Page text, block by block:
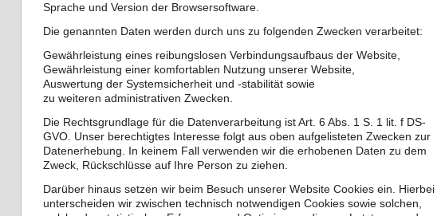
Sprache und Version der Browsersoftware.
Die genannten Daten werden durch uns zu folgenden Zwecken verarbeitet:
Gewährleistung eines reibungslosen Verbindungsaufbaus der Website,
Gewährleistung einer komfortablen Nutzung unserer Website,
Auswertung der Systemsicherheit und -stabilität sowie
zu weiteren administrativen Zwecken.
Die Rechtsgrundlage für die Datenverarbeitung ist Art. 6 Abs. 1 S. 1 lit. f DS-
GVO. Unser berechtigtes Interesse folgt aus oben aufgelisteten Zwecken zur
Datenerhebung. In keinem Fall verwenden wir die erhobenen Daten zu dem
Zweck, Rückschlüsse auf Ihre Person zu ziehen.
Darüber hinaus setzen wir beim Besuch unserer Website Cookies ein. Hierbei
unterscheiden wir zwischen technisch notwendigen Cookies sowie solchen,